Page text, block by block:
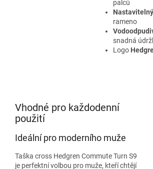
palců
rameno
snadná
Logo
Vhodné pro každodenní
použití
Ideální pro moderního muže
Taška cross Hedgren Commute Turn S9
je perfektní volbou pro muže, kteří chtějí